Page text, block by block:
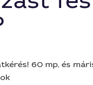
60 mp, és